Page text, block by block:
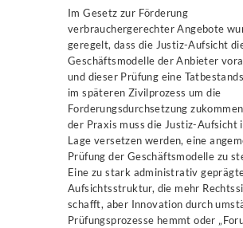
Im Gesetz zur Förderung
verbrauchergerechter Angebote
geregelt, dass die Justiz-Aufsicht
Geschäftsmodelle der Anbieter
und dieser Prüfung eine
im späteren Zivilprozess um die
Forderungsdurchsetzung
der Praxis muss die Justiz-Aufsicht
Lage versetzen werden, eine
Prüfung der Geschäftsmodelle zu
Eine zu stark administrativ
Aufsichtsstruktur, die mehr
schafft, aber Innovation durch
Prüfungsprozesse hemmt oder